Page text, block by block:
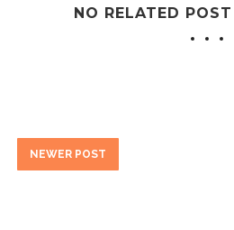
NO RELATED
NEWER POST